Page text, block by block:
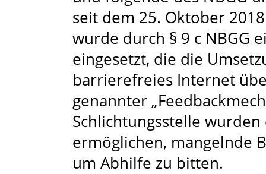
seit dem 25. Oktober
wurde durch § 9 c NBGG
eingesetzt, die die
barrierefreies Internet
genannter
Schlichtungsstelle
ermöglichen, mangelnde
um Abhilfe zu bitten.